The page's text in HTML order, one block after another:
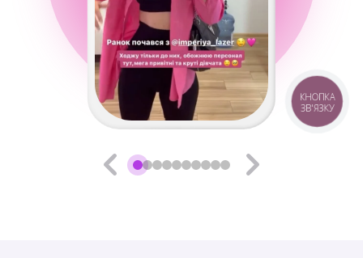
КНОПКА
ЗВ'ЯЗКУ